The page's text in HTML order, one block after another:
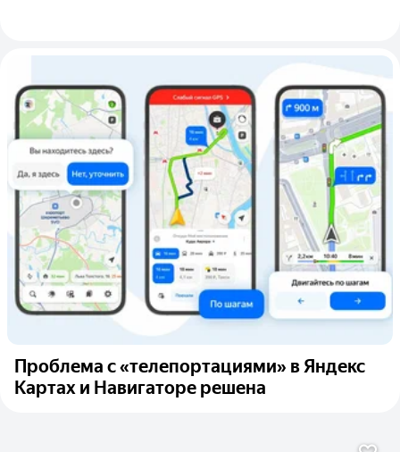
Проблема с «телепортациями» в Яндекс
Картах и Навигаторе решена